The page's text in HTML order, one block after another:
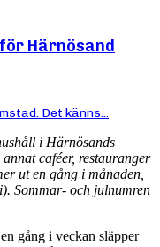
Härnösand
Det känns...
i Härnösands
caféer, restauranger
ut en gång i månaden,
Sommar- och julnumren
gång i veckan släpper